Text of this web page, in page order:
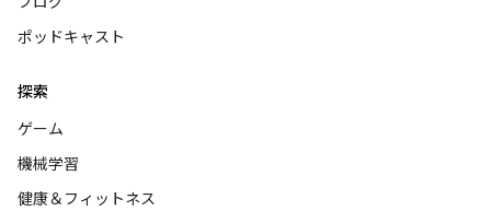
ポッドキャスト
探索
ゲーム
機械学習
健康＆フィットネス